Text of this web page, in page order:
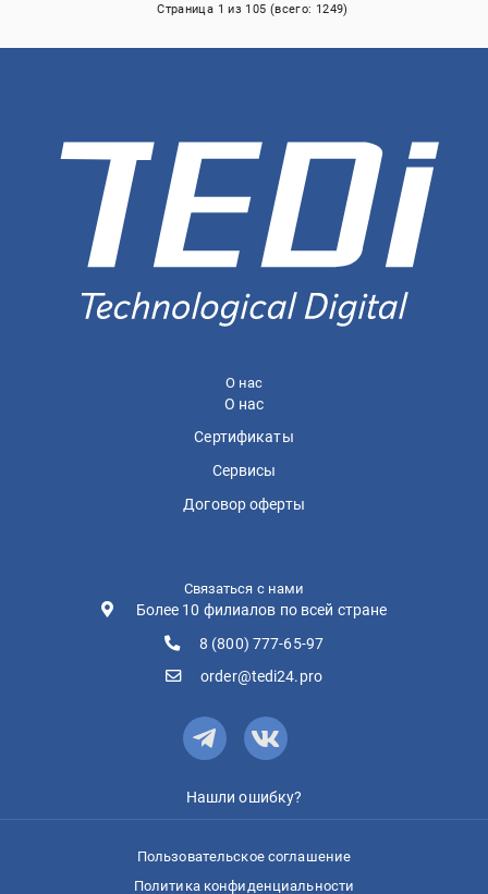
Страница 1 из 105 (всего: 1249)
О нас
О нас
Сертификаты
Сервисы
Договор оферты
Связаться с нами
Более 10 филиалов по всей стране
8 (800) 777-65-97
order@tedi24.pro
Нашли ошибку?
Пользовательское соглашение
Политика конфиденциальности